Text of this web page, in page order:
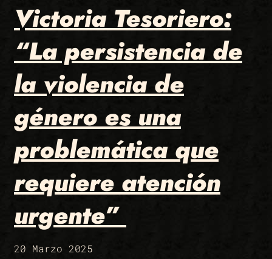
Victoria Tesoriero:
“La persistencia de
la violencia de
género es una
problemática que
requiere atención
urgente”
20 Marzo 2025